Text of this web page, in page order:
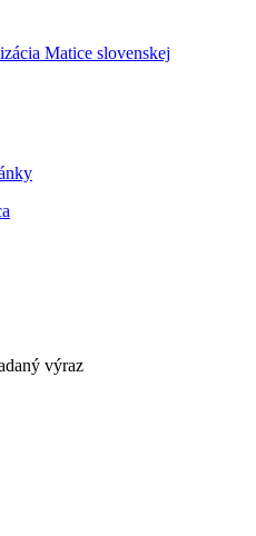
Matice slovenskej
výraz